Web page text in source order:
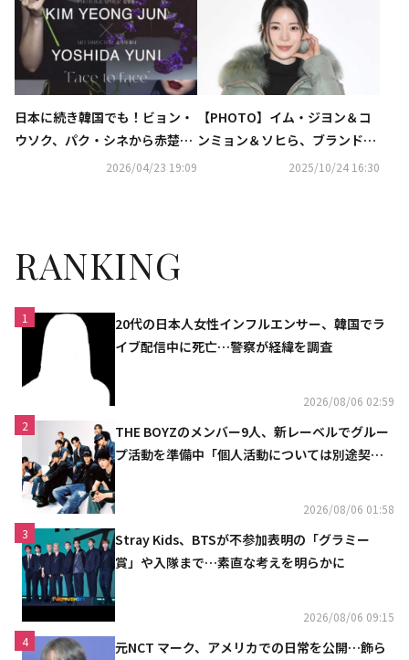
日本に続き韓国でも！ビョン・
ウソク、パク・シネから赤楚衛
二まで、日韓から62人が参加の
2026/04/23 19:09
【PHOTO】イム・ジヨン＆コ
ンミョン＆ソヒら、ブランド
「Herno」のイベントに出席
2025/10/24 16:30
RANKING
1
20代の日本人女性インフルエンサー、韓国でラ
イブ配信中に死亡…警察が経緯を調査
2026/08/06 02:59
2
THE BOYZのメンバー9人、新レーベルでグルー
プ活動を準備中「個人活動については別途契約
2026/08/06 01:58
3
Stray Kids、BTSが不参加表明の「グラミー
賞」や入隊まで…素直な考えを明らかに
2026/08/06 09:15
4
元NCT マーク、アメリカでの日常を公開…飾ら